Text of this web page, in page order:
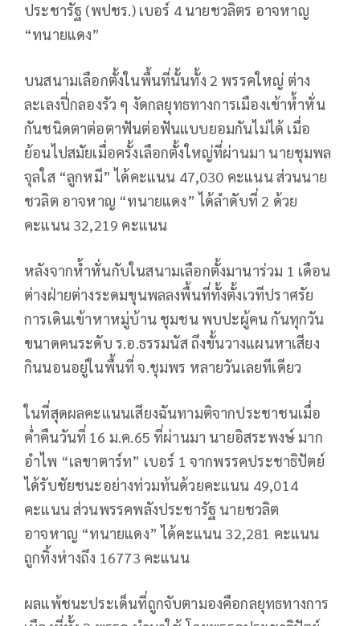
ประชารัฐ (พปชร.) เบอร์ 4 นายชวลิตร อาจหาญ
“ทนายแดง”
บนสนามเลือกตั้งในพื้นที่นั้นทั้ง 2 พรรคใหญ่ ต่าง
ละเลงปี่กลองรัว ๆ งัดกลยุทธทางการเมืองเข้าห้ำหั่น
กันชนิดตาต่อตาฟันต่อฟันแบบยอมกันไม่ได้ เมื่อ
ย้อนไปสมัยเมื่อครั้งเลือกตั้งใหญ่ที่ผ่านมา นายชุมพล
จุลใส “ลูกหมี” ได้คะแนน 47,030 คะแนน ส่วนนาย
ชวลิต อาจหาญ “ทนายแดง” ได้ลำดับที่ 2 ด้วย
คะแนน 32,219 คะแนน
หลังจากห้ำหั่นกับในสนามเลือกตั้งมานาร่วม 1 เดือน
ต่างฝ่ายต่างระดมขุนพลลงพื้นที่ทั้งตั้งเวทีปราศรัย
การเดินเข้าหาหมู่บ้าน ชุมชน พบปะผู้คน กันทุกวัน
ขนาดคนระดับ ร.อ.ธรรมนัส ถึงขั้นวางแผนหาเสียง
กินนอนอยู่ในพื้นที่ จ.ชุมพร หลายวันเลยทีเดียว
ในที่สุดผลคะแนนเสียงฉันทามติจากประชาชนเมื่อ
ค่ำคืนวันที่ 16 ม.ค.65 ที่ผ่านมา นายอิสระพงษ์ มาก
อำไพ “เลขาตาร์ท” เบอร์ 1 จากพรรคประชาธิปัตย์
ได้รับชัยชนะอย่างท่วมท้นด้วยคะแนน 49,014
คะแนน ส่วนพรรคพลังประชารัฐ นายชวลิต
อาจหาญ “ทนายแดง” ได้คะแนน 32,281 คะแนน
ถูกทิ้งห่างถึง 16773 คะแนน
ผลแพ้ชนะประเด็นที่ถูกจับตามองคือกลยุทธทางการ